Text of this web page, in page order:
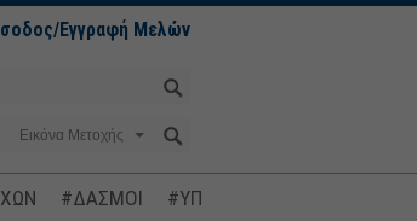
Εγγραφή Μελών
#ΔΑΣΜΟΙ #ΥΠΟΚΛΟΠΕΣ